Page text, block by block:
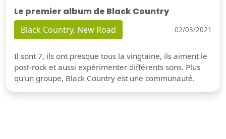
Le premier album de Black Country
Black Country, New Road 02/03/2021
Il sont 7, ils ont presque tous la vingtaine, ils aiment le
post-rock et aussi expérimenter différents sons. Plus
qu'un groupe, Black Country est une communauté.